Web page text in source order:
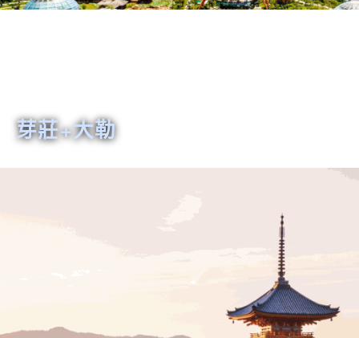
芽莊+大勒